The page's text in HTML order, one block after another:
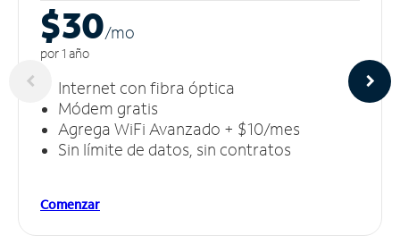
$30/mo
por 1 año
Internet con fibra óptica
Módem gratis
Agrega WiFi Avanzado + $10/mes
Sin límite de datos, sin contratos
Comenzar